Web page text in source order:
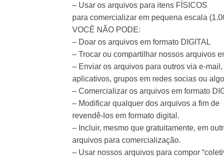
– Usar os arquivos para itens FÍSICOS
para comercializar em pequena escala
VOCÊ NÃO PODE:
– Doar os arquivos em formato DIGITAL
– Trocar ou compartilhar nossos arquivos
– Enviar os arquivos para outros via e-mail,
aplicativos, grupos em redes socias ou
– Comercializar os arquivos em formato
– Modificar qualquer dos arquivos a fim de
revendê-los em formato digital.
– Incluir, mesmo que gratuitamente, em
arquivos para comercialização.
– Usar nossos arquivos para compor